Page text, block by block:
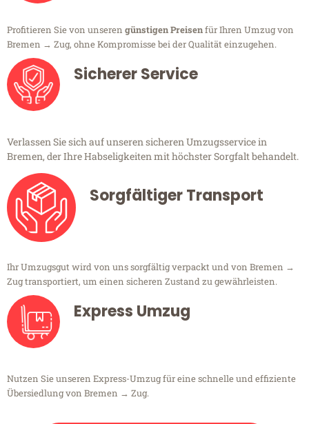
Profitieren Sie von unseren günstigen Preisenfür Ihren Umzug von
Bremen → Zug, ohne Kompromisse bei der Qualität einzugehen.
Sicherer Service
Verlassen Sie sich auf unseren sicheren Umzugsservice in
Bremen, der Ihre Habseligkeiten mit höchster Sorgfalt behandelt.
Sorgfältiger Transport
Ihr Umzugsgut wird von uns sorgfältig verpackt und von Bremen →
Zug transportiert, um einen sicheren Zustand zu gewährleisten.
Express Umzug
Nutzen Sie unseren Express-Umzug für eine schnelle und effiziente
Übersiedlung von Bremen → Zug.